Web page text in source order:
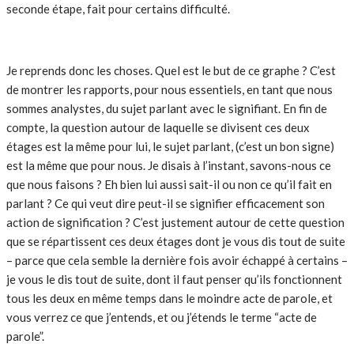
seconde étape, fait pour certains difficulté.
Je reprends donc les choses. Quel est le but de ce graphe ? C’est
de montrer les rapports, pour nous essentiels, en tant que nous
sommes analystes, du sujet parlant avec le signifiant. En fin de
compte, la question autour de laquelle se divisent ces deux
étages est la même pour lui, le sujet parlant, (c’est un bon signe)
est la même que pour nous. Je disais à l’instant, savons-nous ce
que nous faisons ? Eh bien lui aussi sait-il ou non ce qu’il fait en
parlant ? Ce qui veut dire peut-il se signifier efficacement son
action de signification ? C’est justement autour de cette question
que se répartissent ces deux étages dont je vous dis tout de suite
– parce que cela semble la dernière fois avoir échappé à certains –
je vous le dis tout de suite, dont il faut penser qu’ils fonctionnent
tous les deux en même temps dans le moindre acte de parole, et
vous verrez ce que j’entends, et ou j’étends le terme “acte de
parole”.